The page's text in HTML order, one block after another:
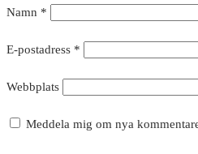
Namn *
E-postadress *
Webbplats
Meddela mig om nya